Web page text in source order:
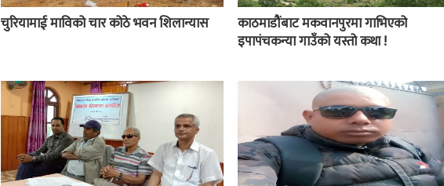
चुरियामाई माविको चार कोठे भवन शिलान्यास
काठमाडौंबाट मकवानपुरमा गाभिएको
इपापंचकन्या गाउँको यस्तो कथा !